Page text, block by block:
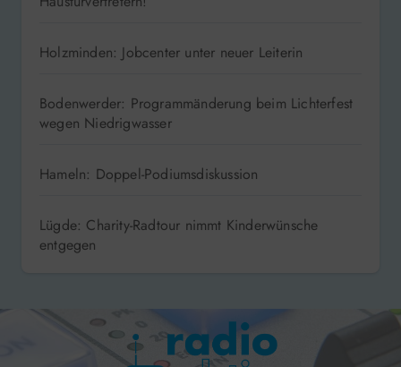
Holzminden: Jobcenter unter neuer Leiterin
Bodenwerder: Programmänderung beim Lichterfest
wegen Niedrigwasser
Hameln: Doppel-Podiumsdiskussion
Lügde: Charity-Radtour nimmt Kinderwünsche
entgegen